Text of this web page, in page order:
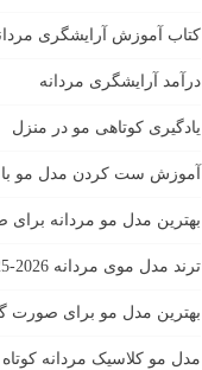
کتاب آموزش آرایشگری
درآمد آرایشگری مردانه
یادگیری كوتاهى مو در منزل
آموزش ست كردن مدل مو
بهترین مدل مو مردانه
ترند مدل موی مردانه 2026-2025
بهترين مدل مو براى صورت
مدل مو کلاسیک مردانه کوتاه